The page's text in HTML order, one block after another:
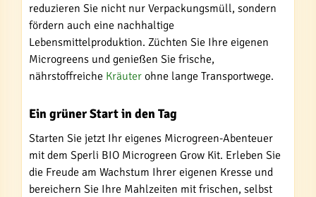
reduzieren Sie nicht nur Verpackungsmüll, sondern
fördern auch eine nachhaltige
Lebensmittelproduktion. Züchten Sie Ihre eigenen
Microgreens und genießen Sie frische,
nährstoffreiche Kräuter ohne lange Transportwege.
Ein grüner Start in den Tag
Starten Sie jetzt Ihr eigenes Microgreen-Abenteuer
mit dem Sperli BIO Microgreen Grow Kit. Erleben Sie
die Freude am Wachstum Ihrer eigenen Kresse und
bereichern Sie Ihre Mahlzeiten mit frischen, selbst